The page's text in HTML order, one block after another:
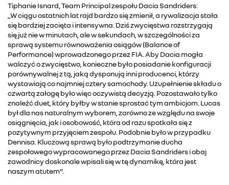
Tiphanie Isnard, Team Principal zespołu Dacia Sandriders:
„W ciągu ostatnich lat rajd bardzo się zmienił, a rywalizacja stała
się bardziej zacięta i intensywna. Dziś zwycięstwa rozstrzygają
się już nie w minutach, ale w sekundach, w szczególności za
sprawą systemu równoważenia osiągów (Balance of
Performance) wprowadzonego przez FIA. Aby Dacia mogła
walczyć o zwycięstwo, konieczne było posiadanie konfiguracji
porównywalnej z tą, jaką dysponują inni producenci, którzy
wystawiają co najmniej cztery samochody. Uzupełnienie składu o
czwartą załogę było więc oczywistą decyzją. Pozostawało tylko
znaleźć duet, który byłby w stanie sprostać tym ambicjom. Lucas
był dla nas naturalnym wyborem, zarówno ze względu na swoje
osiągnięcia, jak i osobowość, która od razu spotkała się z
pozytywnym przyjęciem zespołu. Podobnie było w przypadku
Dennisa. Kluczową sprawą było podtrzymanie ducha
zespołowego wypracowanego przez Dacia Sandriders i obaj
zawodnicy doskonale wpisali się w tę dynamikę, która jest
naszym atutem”.